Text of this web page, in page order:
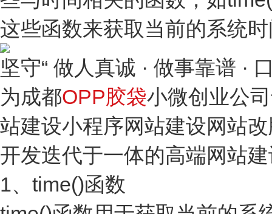
这些函数来获取当前的系统
坚守“ 做人真诚 · 做事靠谱 ·
为成都OPP胶袋小微创业公
站建设小程序网站建设网站
开发迭代于一体的高端网站
1、time()函数